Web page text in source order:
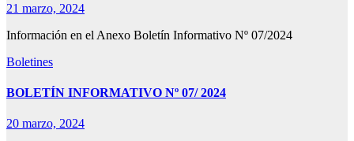
21 marzo, 2024
Información en el Anexo Boletín Informativo Nº 07/2024
Boletines
BOLETÍN INFORMATIVO Nº 07/ 2024
20 marzo, 2024